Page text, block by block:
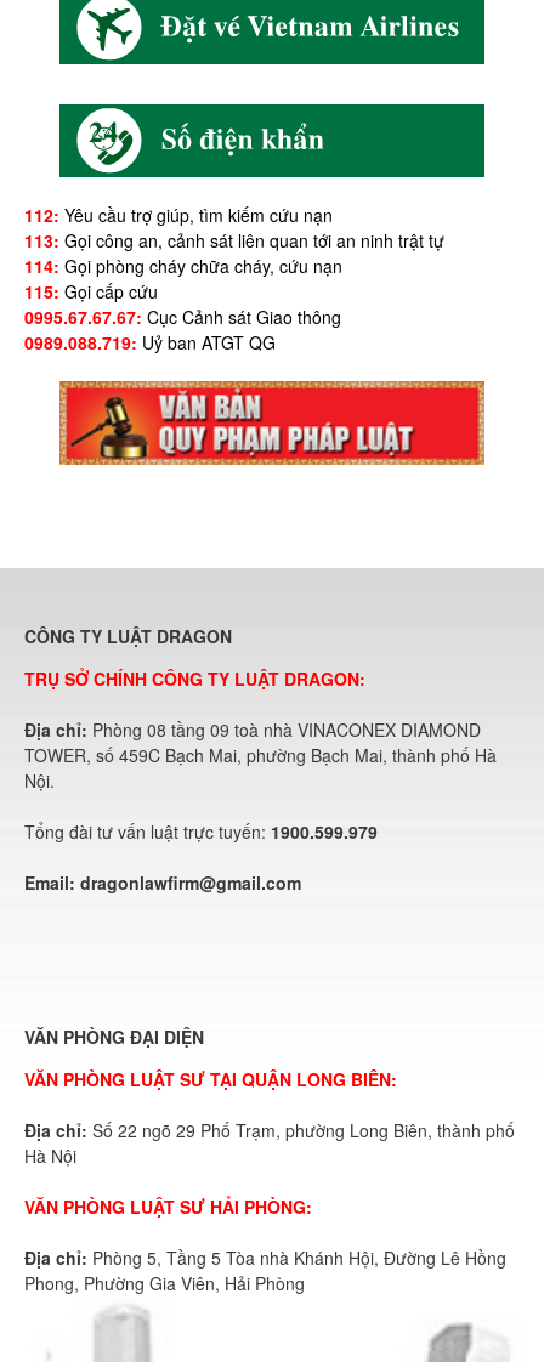
112: Yêu cầu trợ giúp, tìm kiếm cứu nạn
113: Gọi công an, cảnh sát liên quan tới an ninh trật tự
114: Gọi phòng cháy chữa cháy, cứu nạn
115: Gọi cấp cứu
0995.67.67.67: Cục Cảnh sát Giao thông
0989.088.719: Uỷ ban ATGT QG
CÔNG TY LUẬT DRAGON
TRỤ SỞ CHÍNH CÔNG TY LUẬT DRAGON:
Địa chỉ: Phòng 08 tầng 09 toà nhà VINACONEX DIAMOND
TOWER, số 459C Bạch Mai, phường Bạch Mai, thành phố Hà
Nội.
Tổng đài tư vấn luật trực tuyến: 1900.599.979
Email: dragonlawfirm@gmail.com
VĂN PHÒNG ĐẠI DIỆN
VĂN PHÒNG LUẬT SƯ TẠI QUẬN LONG BIÊN:
Địa chỉ: Số 22 ngõ 29 Phố Trạm, phường Long Biên, thành phố
Hà Nội
VĂN PHÒNG LUẬT SƯ HẢI PHÒNG:
Địa chỉ: Phòng 5, Tầng 5 Tòa nhà Khánh Hội, Đường Lê Hồng
Phong, Phường Gia Viên, Hải Phòng